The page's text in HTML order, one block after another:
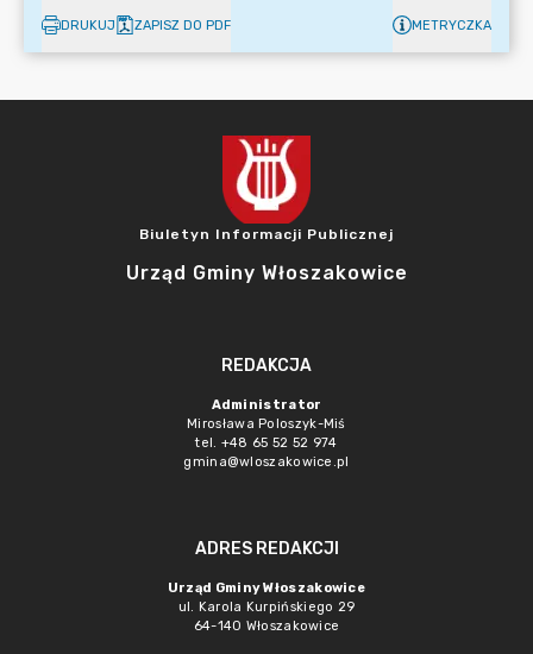
DRUKUJ ZAPISZ DO PDF METRYCZKA
Biuletyn Informacji Publicznej
Urząd Gminy Włoszakowice
REDAKCJA
Administrator
Mirosława Poloszyk-Miś
tel. +48 65 52 52 974
gmina@wloszakowice.pl
ADRES REDAKCJI
Urząd Gminy Włoszakowice
ul. Karola Kurpińskiego 29
64-140 Włoszakowice